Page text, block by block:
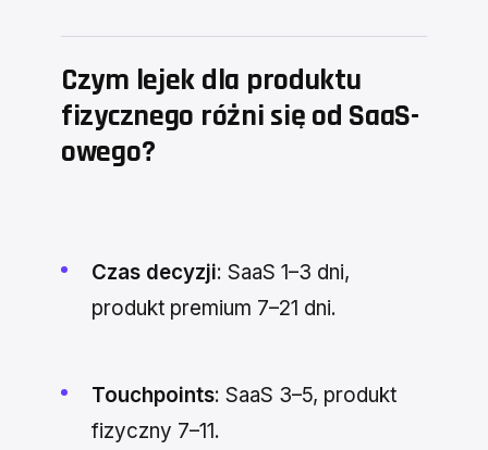
Czym lejek dla produktu
fizycznego różni się od SaaS-
owego?
Czas decyzji: SaaS 1–3 dni,
produkt premium 7–21 dni.
Touchpoints: SaaS 3–5, produkt
fizyczny 7–11.